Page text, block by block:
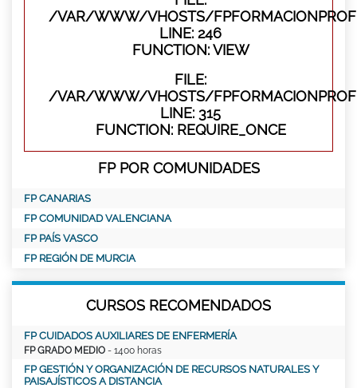
/VAR/WWW/VHOSTS/
LINE: 246
FUNCTION: VIEW
FILE:
/VAR/WWW/VHOSTS/
LINE: 315
FUNCTION: REQUIRE_ONCE
FP POR COMUNIDADES
FP CANARIAS
FP COMUNIDAD VALENCIANA
FP PAÍS VASCO
FP REGIÓN DE MURCIA
CURSOS RECOMENDADOS
FP CUIDADOS AUXILIARES DE ENFERMERÍA
FP GRADO MEDIO - 1400 horas
FP GESTIÓN Y ORGANIZACIÓN DE RECURSOS NATURALES Y
PAISAJÍSTICOS A DISTANCIA